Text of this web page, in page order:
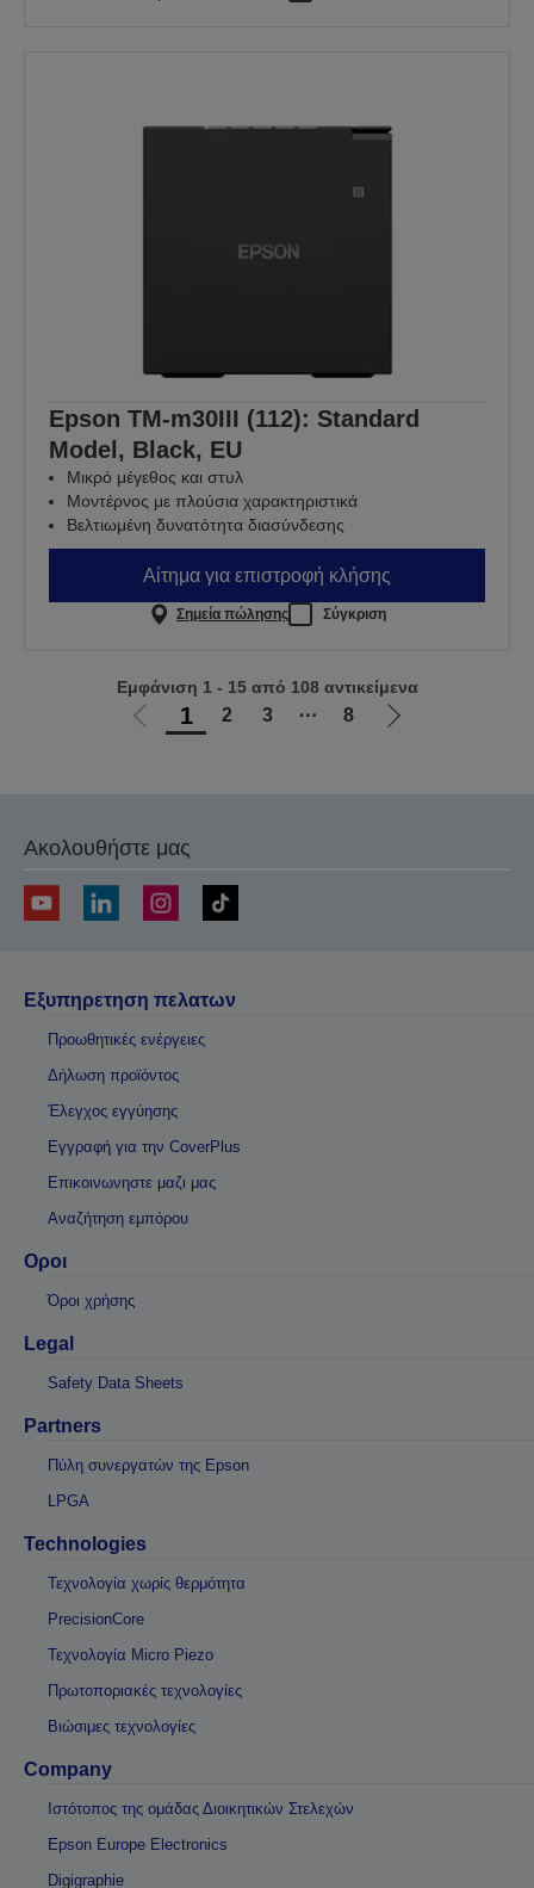
Epson TM-m30III (112): Standard
Model, Black, EU
Μικρό μέγεθος και στυλ
Μοντέρνος με πλούσια χαρακτηριστικά
Βελτιωμένη δυνατότητα διασύνδεσης
Αίτημα για επιστροφή κλήσης
Σημεία πώλησης Σύγκριση
Μετάβαση
1 2 3 ⋯ 8
Μετάβαση
Εμφάνιση 1 - 15 από 108 αντικείμενα
Ακολουθήστε μας
Εξυπηρετηση πελατων
Προωθητικές ενέργειες
Δήλωση προϊόντος
Έλεγχος εγγύησης
Εγγραφή για την CoverPlus
Επικοινωνηστε μαζι μας
Αναζήτηση εμπόρου
Οροι
Όροι χρήσης
Legal
Safety Data Sheets
Partners
Πύλη συνεργατών της Epson
LPGA
Technologies
Τεχνολογία χωρίς θερμότητα
PrecisionCore
Τεχνολογία Micro Piezo
Πρωτοποριακές τεχνολογίες
Βιώσιμες τεχνολογίες
Company
Ιστότοπος της ομάδας Διοικητικών Στελεχών
Epson Europe Electronics
Digigraphie